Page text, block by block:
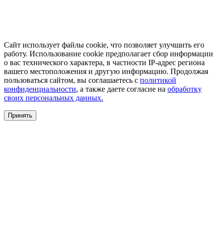
Сайт использует файлы cookie, что позволяет улучшить его
работу. Использование cookie предполагает сбор информации
о вас технического характера, в частности IP-адрес региона
вашего местоположения и другую информацию. Продолжая
пользоваться сайтом, вы соглашаетесь с политикой
конфиденциальности, а также даете согласие на обработку
своих персональных данных.
Принять